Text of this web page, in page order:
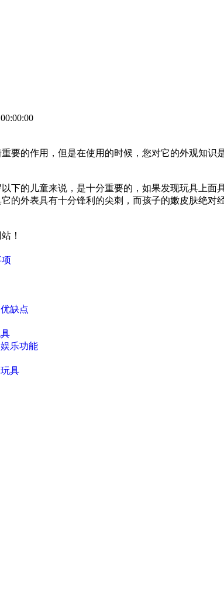
要的作用，但是在使用的时候，您对它的外观知
下的儿童来说，是十分重要的，如果发现玩具上
的外表具有十分锋利的尖刺，而孩子的嫩皮肤绝
！
缺点
乐功能
具